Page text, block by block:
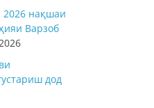
нақшаи
Варзоб
дод